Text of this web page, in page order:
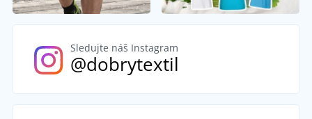
Sledujte náš Instagram
@dobrytextil